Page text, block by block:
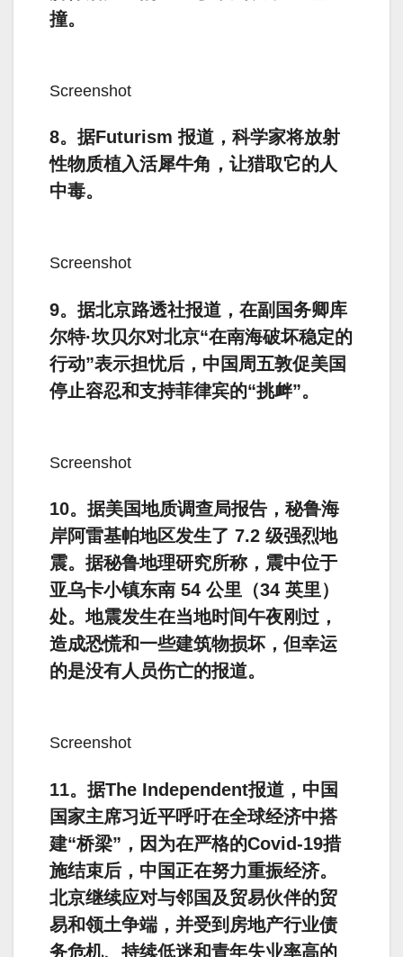
撞。
Screenshot
8。据Futurism 报道，科学家将放射
性物质植入活犀牛角，让猎取它的人
中毒。
Screenshot
9。据北京路透社报道，在副国务卿库
尔特·坎贝尔对北京“在南海破坏稳定的
行动”表示担忧后，中国周五敦促美国
停止容忍和支持菲律宾的“挑衅”。
Screenshot
10。据美国地质调查局报告，秘鲁海
岸阿雷基帕地区发生了 7.2 级强烈地
震。据秘鲁地理研究所称，震中位于
亚乌卡小镇东南 54 公里（34 英里）
处。地震发生在当地时间午夜刚过，
造成恐慌和一些建筑物损坏，但幸运
的是没有人员伤亡的报道。
Screenshot
11。据The Independent报道，中国
国家主席习近平呼吁在全球经济中搭
建“桥梁”，因为在严格的Covid-19措
施结束后，中国正在努力重振经济。
北京继续应对与邻国及贸易伙伴的贸
易和领土争端，并受到房地产行业债
务危机、持续低迷和青年失业率高的